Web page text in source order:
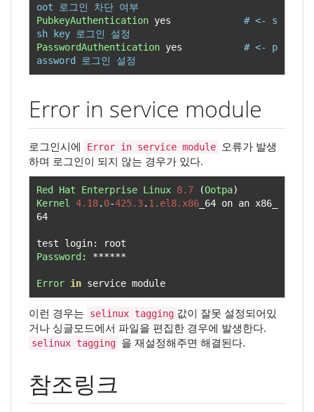
oot 로그인 차단 여부
PubkeyAuthentication yes # <- s
sh key 로그인 설정
PasswordAuthentication yes # <- p
assword 로그인 설정
Error in service module
로그인시에 Error in service module
오류가 발생
하며 로그인이 되지 않는 경우가 있다.
Red Hat Enterprise Linux 8.7 (Ootpa)
Kernel
4.18. 0-425.3. 1.el8.x86 _64 on an x86_
64
test login:
Password : ******
Error in service module
이런 경우는 selinux tagging 값이 잘못 설정되어있
거나 싱글모드에서 파일을 편집한 경우에 발생한다.
selinux tagging 을 재설정해주면 해결된다.
참조링크